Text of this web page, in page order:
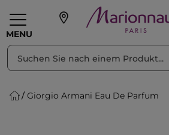
MENU
Geschenke PFLEGE
Giorgio Armani Eau De Parfum
sortieren nach